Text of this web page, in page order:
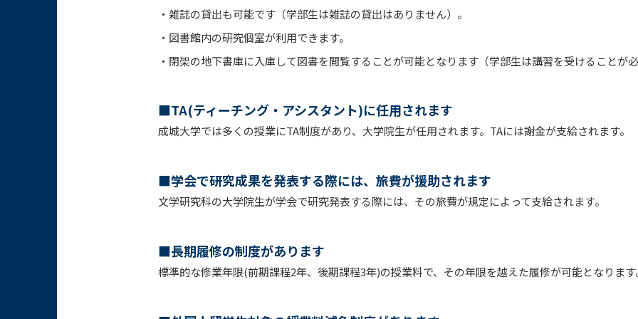
・ 雑誌の貸出も可能です（学部生は雑誌の貸出はありません）。
・ 図書館内の研究個室が利用できます。
・ 閉架の地下書庫に入庫して図書を閲覧することが可能となります（学部生は講習を受けることが必
■TA(ティーチング・アシスタント)に任用されます
成城大学では多くの授業にTA制度があり、大学院生が任用されます。TAには謝金が支給されます。
■学会で研究成果を発表する際には、旅費が援助されます
文学研究科の大学院生が学会で研究発表する際には、その旅費が規定によって支給されます。
■長期履修の制度があります
標準的な修業年限(前期課程2年、後期課程3年)の授業料で、その年限を越えた履修が可能となります